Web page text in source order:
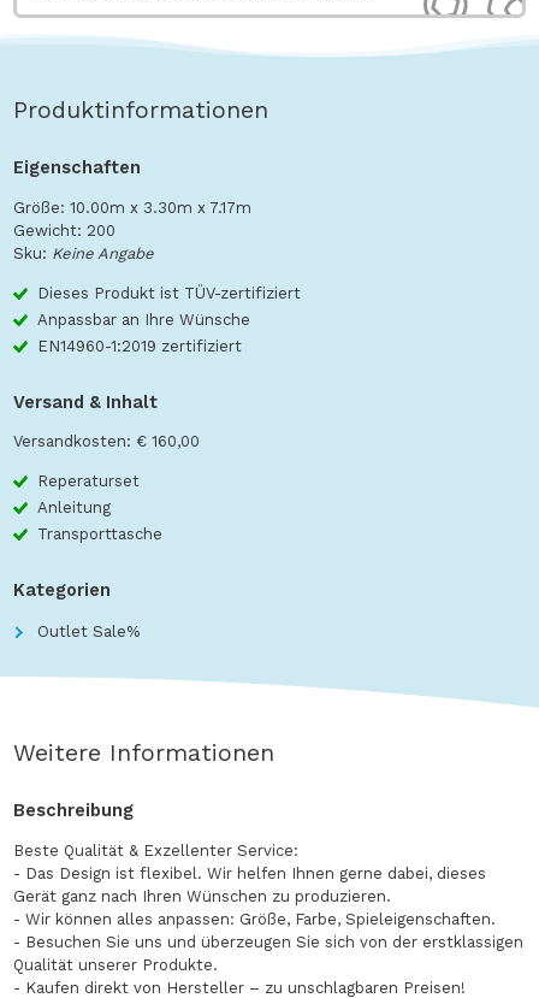
Produktinformationen
Eigenschaften
Größe: 10.00m x 3.30m x 7.17m
Gewicht: 200
Sku: Keine Angabe
Dieses Produkt ist TÜV-zertifiziert
Anpassbar an Ihre Wünsche
EN14960-1:2019 zertifiziert
Versand & Inhalt
Versandkosten: € 160,00
Reperaturset
Anleitung
Transporttasche
Kategorien
Outlet Sale%
Weitere Informationen
Beschreibung
Beste Qualität & Exzellenter Service:
- Das Design ist flexibel. Wir helfen Ihnen gerne dabei, dieses
Gerät ganz nach Ihren Wünschen zu produzieren.
- Wir können alles anpassen: Größe, Farbe, Spieleigenschaften.
- Besuchen Sie uns und überzeugen Sie sich von der erstklassigen
Qualität unserer Produkte.
- Kaufen direkt von Hersteller – zu unschlagbaren Preisen!